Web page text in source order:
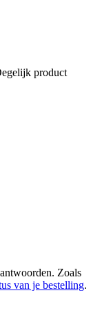
product
Zoals
van je bestelling.